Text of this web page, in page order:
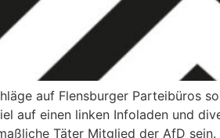
auf Flensburger Parteibüros
auf einen linken Infoladen und
Täter Mitglied der AfD